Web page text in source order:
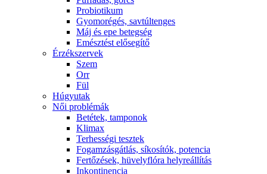
Probiotikum
Gyomorégés, savtúltenges
Máj és epe betegség
Emésztést elősegítő
Érzékszervek
Szem
Orr
Fül
Húgyutak
Női problémák
Betétek, tamponok
Klimax
Terhességi tesztek
Fogamzásgátlás, síkosítók, potencia
Fertőzések, hüvelyflóra helyreállítás
Inkontinencia